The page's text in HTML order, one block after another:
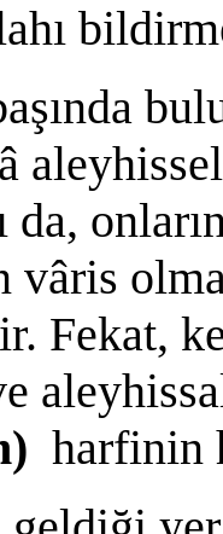
da,
Fekat,
harfinin